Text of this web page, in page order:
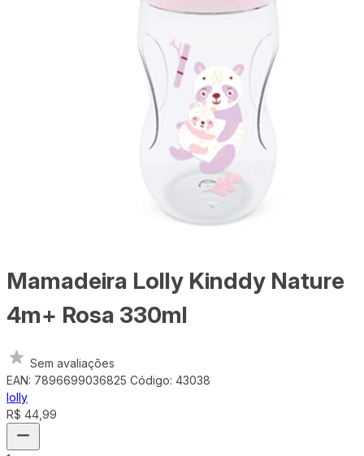
Mamadeira Lolly Kinddy Nature
4m+ Rosa 330ml
Sem avaliações
EAN: 7896699036825 Código: 43038
lolly
R$ 44,99